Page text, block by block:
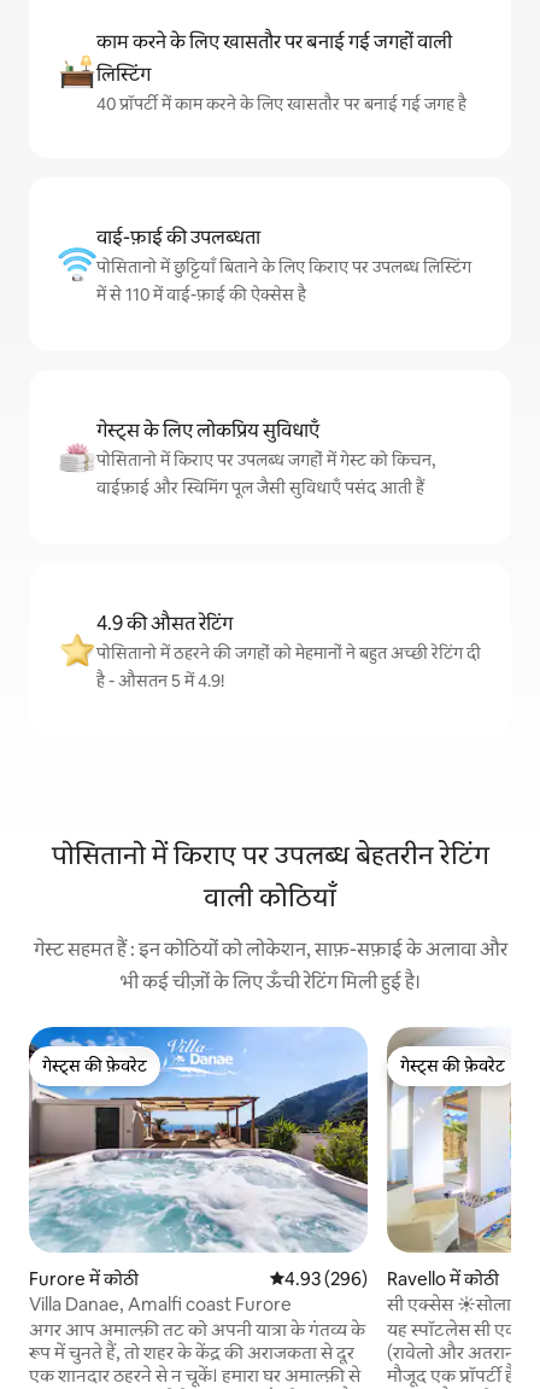
काम करने के लिए खासतौर पर बनाई गई जगहों वाली
लिस्टिंग
40 प्रॉपर्टी में काम करने के लिए खासतौर पर बनाई गई जगह है
वाई-फ़ाई की उपलब्धता
पोसितानो में छुट्टियाँ बिताने के लिए किराए पर उपलब्ध लिस्टिंग
में से 110 में वाई-फ़ाई की ऐक्सेस है
गेस्ट्स के लिए लोकप्रिय सुविधाएँ
पोसितानो में किराए पर उपलब्ध जगहों में गेस्ट को किचन,
वाईफ़ाई और स्विमिंग पूल जैसी सुविधाएँ पसंद आती हैं
4.9 की औसत रेटिंग
पोसितानो में ठहरने की जगहों को मेहमानों ने बहुत अच्छी रेटिंग दी
है - औसतन 5 में 4.9!
पोसितानो में किराए पर उपलब्ध बेहतरीन रेटिंग
वाली कोठियाँ
गेस्ट सहमत हैं : इन कोठियों को लोकेशन, साफ़-सफ़ाई के अलावा और
भी कई चीज़ों के लिए ऊँची रेटिंग मिली हुई है।
गेस्ट्स की फ़ेवरेट
गेस्ट्स की फ़ेवरेट
Furore में कोठी औसत रेटिंग 5 में से 4.93, 296 समीक्षाएँ
4.93 (296)
Villa Danae, Amalfi coast Furore
अगर आप अमाल्फ़ी तट को अपनी यात्रा के गंतव्य के
रूप में चुनते हैं, तो शहर के केंद्र की अराजकता से दूर
एक शानदार ठहरने से न चूकें। हमारा घर अमाल्फ़ी से
गेस्ट्स की फ़ेवरेट
गेस्ट्स की फ़ेवरेट
Ravello में कोठी
सी एक्सेस
तट
यह स्पॉटलेस सी
(रावेलो और अतरानी/
मौजूद एक प्रॉपर्टी है,